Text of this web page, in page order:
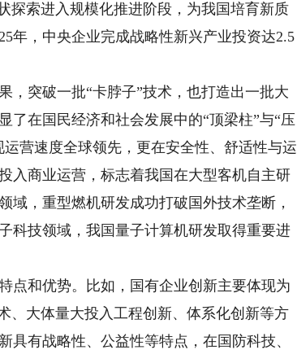
探索进入规模化推进阶段，为我国培育新质
年，中央企业完成战略性新兴产业投资达2.5
突破一批“卡脖子”技术，也打造出一批大
了在国民经济和社会发展中的“顶梁柱”与“压
营速度全球领先，更在安全性、舒适性与运
入商业运营，标志着我国在大型客机自主研
域，重型燃机研发成功打破国外技术垄断，
科技领域，我国量子计算机研发取得重要进
和优势。比如，国有企业创新主要体现为
、大体量大投入工程创新、体系化创新等方
有战略性、公益性等特点，在国防科技、